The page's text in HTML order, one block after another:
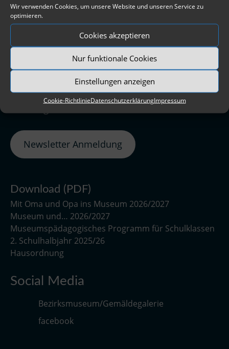
Wir verwenden Cookies, um unsere Website und unseren Service zu
optimieren.
Cookies akzeptieren
Nur funktionale Cookies
Einstellungen anzeigen
Cookie-RichtlinieDatenschutzerklärungImpressum
08131/5675-0
info@dachauer-galerien-museen.de
Newsletter
Bleiben Sie informiert über
Ausstellungen, Aktivitäten
und Angebote unserer Häuser
Newsletter Anmeldung
Download (PDF)
Mit Oma und Opa ins Museum 2026/2027
Museum und… 2026/2027
Museumspädagogisches Programm für Schulklassen
2. Schulhalbjahr 2025/26
Hausordnung
Social Media
Bezirksmuseum/Gemäldegalerie
facebook